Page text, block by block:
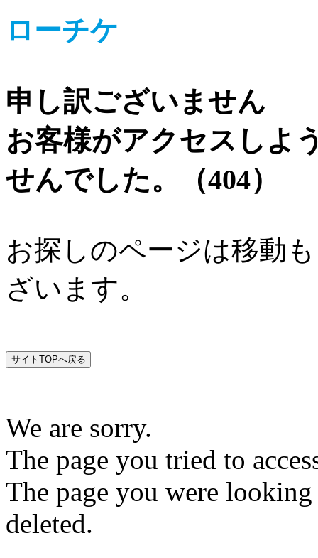
ローチケ
申し訳ございません
お客様がアクセスしよ
せんでした。（404）
お探しのページは移動
ざいます。
We are sorry.
The page you tried to
The page you were
deleted.